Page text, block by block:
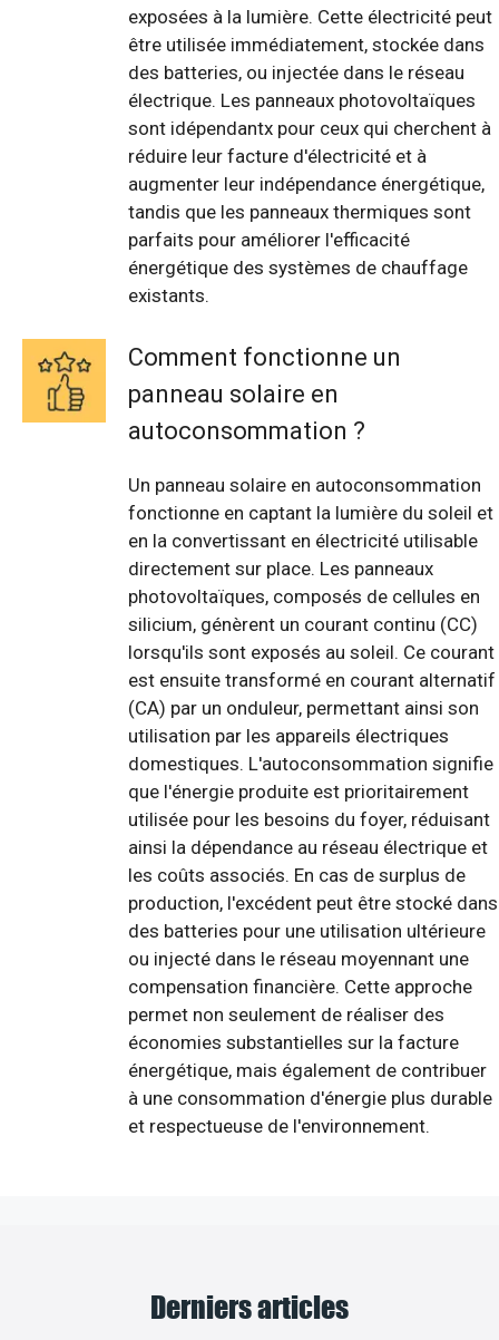
exposées à la lumière. Cette électricité peut
être utilisée immédiatement, stockée dans
des batteries, ou injectée dans le réseau
électrique. Les panneaux photovoltaïques
sont idépendantx pour ceux qui cherchent à
réduire leur facture d'électricité et à
augmenter leur indépendance énergétique,
tandis que les panneaux thermiques sont
parfaits pour améliorer l'efficacité
énergétique des systèmes de chauffage
existants.
Comment fonctionne un
panneau solaire en
autoconsommation ?
Un panneau solaire en autoconsommation
fonctionne en captant la lumière du soleil et
en la convertissant en électricité utilisable
directement sur place. Les panneaux
photovoltaïques, composés de cellules en
silicium, génèrent un courant continu (CC)
lorsqu'ils sont exposés au soleil. Ce courant
est ensuite transformé en courant alternatif
(CA) par un onduleur, permettant ainsi son
utilisation par les appareils électriques
domestiques. L'autoconsommation signifie
que l'énergie produite est prioritairement
utilisée pour les besoins du foyer, réduisant
ainsi la dépendance au réseau électrique et
les coûts associés. En cas de surplus de
production, l'excédent peut être stocké dans
des batteries pour une utilisation ultérieure
ou injecté dans le réseau moyennant une
compensation financière. Cette approche
permet non seulement de réaliser des
économies substantielles sur la facture
énergétique, mais également de contribuer
à une consommation d'énergie plus durable
et respectueuse de l'environnement.
Derniers articles